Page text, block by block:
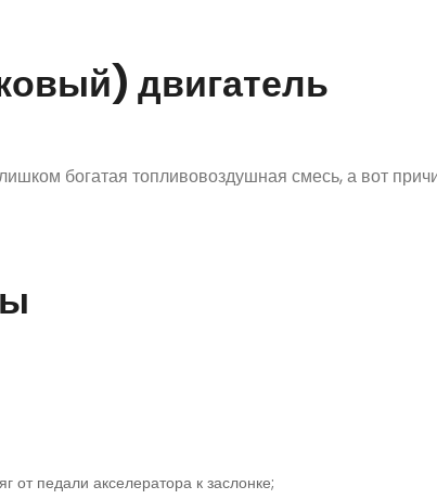
двигатель
богатая топливовоздушная смесь, а вот
от педали акселератора к заслонке;